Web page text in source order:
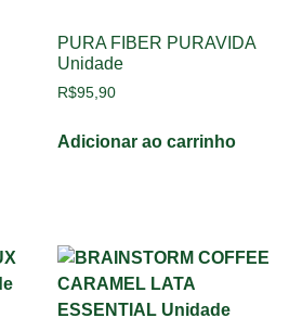
PURA FIBER PURAVIDA
Unidade
R$95,90
Adicionar ao carrinho